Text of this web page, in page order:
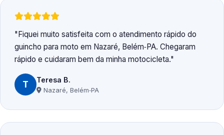
Fiquei muito satisfeita com o atendimento rápido do
guincho para moto em Nazaré, Belém‑PA. Chegaram
rápido e cuidaram bem da minha motocicleta.
T Teresa B.
Nazaré, Belém‑PA